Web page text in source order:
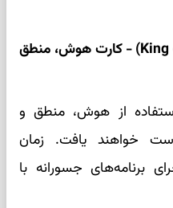
آذر : شاه شمشیر (King of Swords) - کارت هوش، منطق
از هوش، منطق و
خواهند یافت. زمان
برنامه‌های جسورانه با